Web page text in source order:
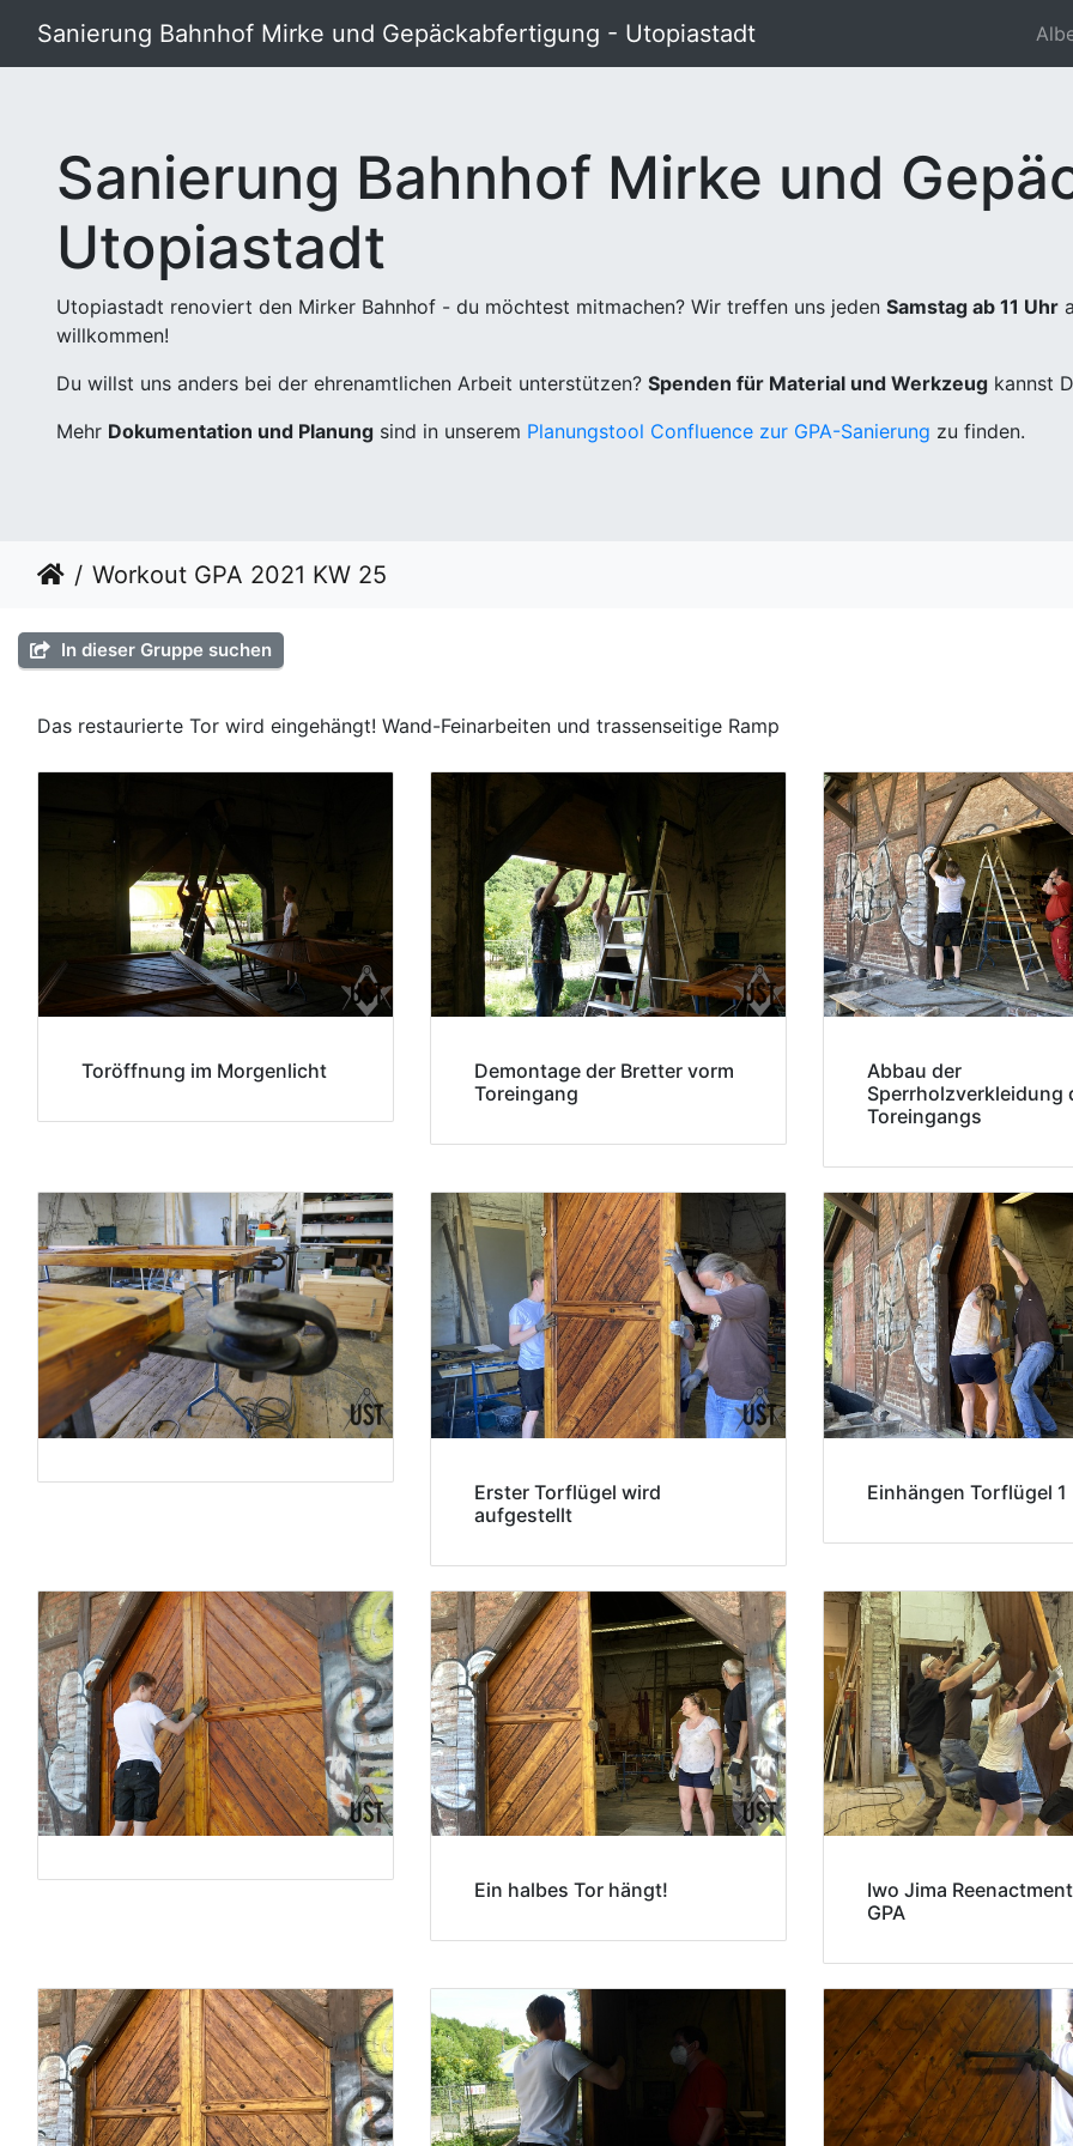
Sanierung Bahnhof Mirke und Gepäckabfertigung - Utopiastadt
Sanierung Bahnhof Mirke und
Utopiastadt
Utopiastadt renoviert den Mirker Bahnhof - du möchtest mitmachen? Wir treffen uns jeden Samstag ab 11 Uhr
willkommen!
Du willst uns anders bei der ehrenamtlichen Arbeit unterstützen? Spenden für Material und Werkzeug kannst
Mehr Dokumentation und Planung sind in unserem Planungstool Confluence zur GPA-Sanierung zu finden.
Workout GPA 2021 KW 25
In dieser Gruppe suchen
Das restaurierte Tor wird eingehängt! Wand-Feinarbeiten und trassenseitige Ramp
Toröffnung im Morgenlicht
Demontage der Bretter vorm
Toreingang
Abbau der
Sperrholzverkleidung
Toreingangs
Erster Torflügel wird
aufgestellt
Einhängen Torflügel 1
Ein halbes Tor hängt!
Iwo Jima
GPA